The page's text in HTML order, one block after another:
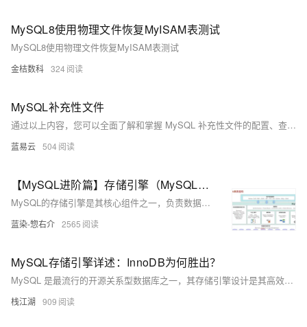
MySQL8使用物理文件恢复MyISAM表测试
MySQL8使用物理文件恢复MyISAM表测试
金桔数科 324
MySQL补充性文件
通过以上内容，您可以全面了解和掌握 MySQL 补充性文件的配置、查看及其作用，从而提升数据库管理的效率和质量。
蓝易云 504
【MySQL进阶篇】存储引擎（MySQL体系结构、InnoDB、MyISAM、Memory区别及特点、存储引擎的选择方案）
MySQL的存储引擎是其核心组件之一，负责数据的存储、索引和检索。不同的存储引擎具有不同的功能和特性，可以根据业务需求 选择合适的引擎。本文详细介绍了MySQL体系结构、InnoDB、MyISAM、Memory区别及特点、存储引擎的选择方案。
蓝染-惣右介 2565
MySQL存储引擎详述：InnoDB为何胜出？
MySQL 是最流行的开源关系型数据库之一，其存储引擎设计是其高效灵活的关键。InnoDB 作为默认存储引擎，支持事务、行级锁和外键约束，适用于高并发读写和数据完整性要求高的场景；而 MyISAM 不支持事务，适合读密集且对事务要求不高的应用。根据不同需求选择合适的存储引擎至关重要，官方推荐大多数场景使用 InnoDB。
栈江湖 909